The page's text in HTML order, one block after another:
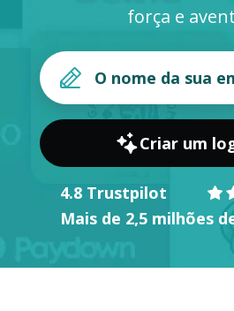
INICIAR
força e
Criar um
4.8 Trustpilot
Mais de 2,5 milhões